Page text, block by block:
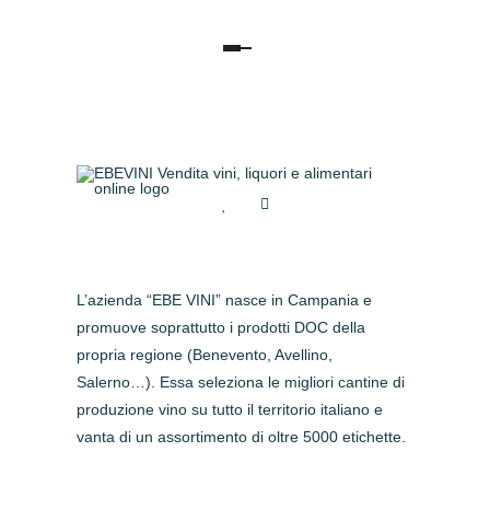
navigazione
L’azienda “EBE VINI” nasce in Campania e
promuove soprattutto i prodotti DOC della
propria regione (Benevento, Avellino,
Salerno…). Essa seleziona le migliori cantine di
produzione vino su tutto il territorio italiano e
vanta di un assortimento di oltre 5000 etichette.